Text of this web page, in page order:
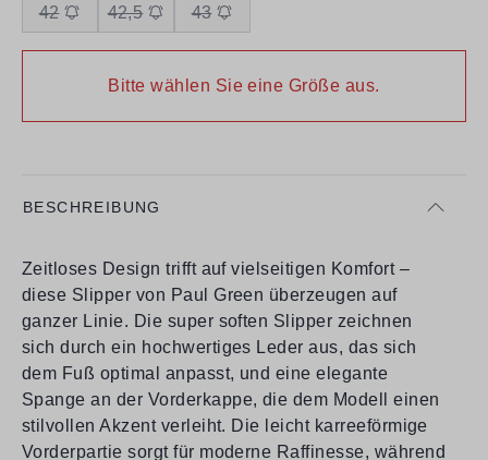
42 42,5 43
Bitte wählen Sie eine Größe aus.
BESCHREIBUNG
Zeitloses Design trifft auf vielseitigen Komfort –
diese Slipper von Paul Green überzeugen auf
ganzer Linie. Die super soften Slipper zeichnen
sich durch ein hochwertiges Leder aus, das sich
dem Fuß optimal anpasst, und eine elegante
Spange an der Vorderkappe, die dem Modell einen
stilvollen Akzent verleiht. Die leicht karreeförmige
Vorderpartie sorgt für moderne Raffinesse, während